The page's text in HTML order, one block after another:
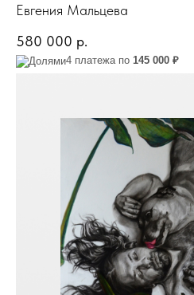
Евгения Мальцева
580 000 р.
4 платежа по 145 000 ₽